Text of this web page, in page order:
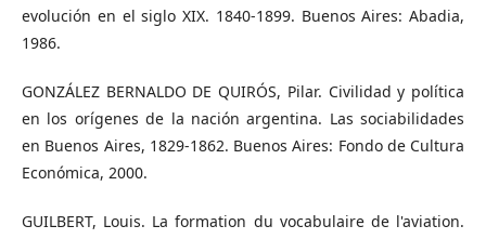
evolución en el siglo XIX. 1840-1899. Buenos Aires: Abadia,
1986.
GONZÁLEZ BERNALDO DE QUIRÓS, Pilar. Civilidad y política
en los orígenes de la nación argentina. Las sociabilidades
en Buenos Aires, 1829-1862. Buenos Aires: Fondo de Cultura
Económica, 2000.
GUILBERT, Louis. La formation du vocabulaire de l'aviation.